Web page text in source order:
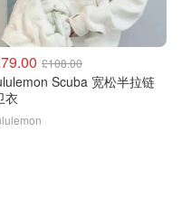
£108.00
Scuba 宽松半拉链
衣